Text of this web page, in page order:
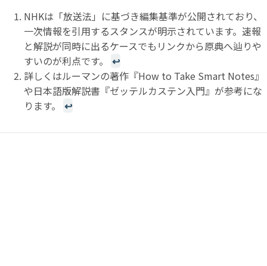
NHKは「放送法」に基づき編集基準が公開されており、
一次情報を引用するスタンスが明示されています。速報
と解説が同時に出るケースでもリンクから原典へ辿りや
すいのが利点です。 ↩
詳しくはルーマンの著作『How to Take Smart Notes』
や日本語版解説書『ゼッテルカステン入門』が参考にな
ります。 ↩